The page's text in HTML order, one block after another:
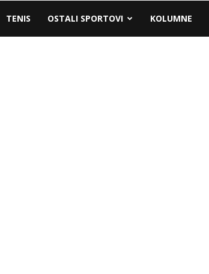
TENIS OSTALI SPORTOVI KOLUMNE